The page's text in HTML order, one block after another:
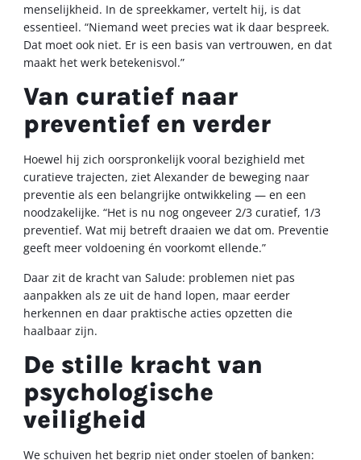
menselijkheid. In de spreekkamer, vertelt hij, is dat
essentieel. “Niemand weet precies wat ik daar bespreek.
Dat moet ook niet. Er is een basis van vertrouwen, en dat
maakt het werk betekenisvol.”
Van curatief naar
preventief en verder
Hoewel hij zich oorspronkelijk vooral bezighield met
curatieve trajecten, ziet Alexander de beweging naar
preventie als een belangrijke ontwikkeling — en een
noodzakelijke. “Het is nu nog ongeveer 2/3 curatief, 1/3
preventief. Wat mij betreft draaien we dat om. Preventie
geeft meer voldoening én voorkomt ellende.”
Daar zit de kracht van Salude: problemen niet pas
aanpakken als ze uit de hand lopen, maar eerder
herkennen en daar praktische acties opzetten die
haalbaar zijn.
De stille kracht van
psychologische
veiligheid
We schuiven het begrip niet onder stoelen of banken: